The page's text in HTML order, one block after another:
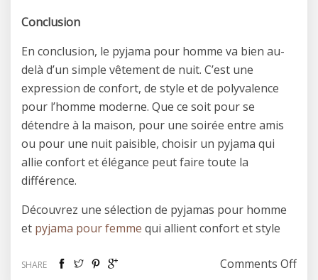
Conclusion
En conclusion, le pyjama pour homme va bien au-
delà d’un simple vêtement de nuit. C’est une
expression de confort, de style et de polyvalence
pour l’homme moderne. Que ce soit pour se
détendre à la maison, pour une soirée entre amis
ou pour une nuit paisible, choisir un pyjama qui
allie confort et élégance peut faire toute la
différence.
Découvrez une sélection de pyjamas pour homme
et pyjama pour femme qui allient confort et style
SHARE Comments Offon